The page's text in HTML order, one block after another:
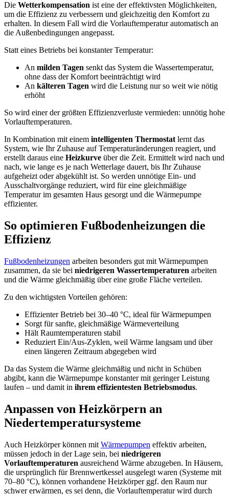
Die Wetterkompensation ist eine der effektivsten Möglichkeiten,
um die Effizienz zu verbessern und gleichzeitig den Komfort zu
erhalten. In diesem Fall wird die Vorlauftemperatur automatisch an
die Außenbedingungen angepasst.
Statt eines Betriebs bei konstanter Temperatur:
An milden Tagen senkt das System die Wassertemperatur,
ohne dass der Komfort beeinträchtigt wird
An kälteren Tagen wird die Leistung nur so weit wie nötig
erhöht
So wird einer der größten Effizienzverluste vermieden: unnötig hohe
Vorlauftemperaturen.
In Kombination mit einem intelligenten Thermostat lernt das
System, wie Ihr Zuhause auf Temperaturänderungen reagiert, und
erstellt daraus eine Heizkurve über die Zeit. Ermittelt wird nach und
nach, wie lange es je nach Wetterlage dauert, bis Ihr Zuhause
aufgeheizt oder abgekühlt ist. So werden unnötige Ein- und
Ausschaltvorgänge reduziert, wird für eine gleichmäßige
Temperatur im gesamten Haus gesorgt und die Wärmepumpe
effizienter.
So optimieren Fußbodenheizungen die
Effizienz
Fußbodenheizungen arbeiten besonders gut mit Wärmepumpen
zusammen, da sie bei niedrigeren Wassertemperaturen arbeiten
und die Wärme gleichmäßig über eine große Fläche verteilen.
Zu den wichtigsten Vorteilen gehören:
Effizienter Betrieb bei 30–40 °C, ideal für Wärmepumpen
Sorgt für sanfte, gleichmäßige Wärmeverteilung
Hält Raumtemperaturen stabil
Reduziert Ein/Aus-Zyklen, weil Wärme langsam und über
einen längeren Zeitraum abgegeben wird
Da das System die Wärme gleichmäßig und nicht in Schüben
abgibt, kann die Wärmepumpe konstanter mit geringer Leistung
laufen – und damit in ihrem effizientesten Betriebsmodus.
Anpassen von Heizkörpern an
Niedertemperatursysteme
Auch Heizkörper können mit Wärmepumpen effektiv arbeiten,
müssen jedoch in der Lage sein, bei niedrigeren
Vorlauftemperaturen ausreichend Wärme abzugeben. In Häusern,
die ursprünglich für Brennwertkessel ausgelegt waren (Systeme mit
70–80 °C), können vorhandene Heizkörper ggf. den Raum nur
schwer erwärmen, es sei denn, die Vorlauftemperatur wird durch